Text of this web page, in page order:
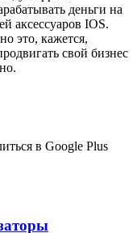
деньги на
аксессуаров IOS.
это, кажется,
свой бизнес
в Google Plus